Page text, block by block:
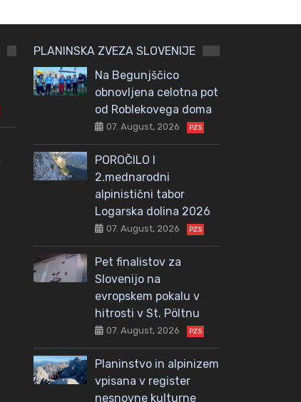
PLANINSKA ZVEZA SLOVENIJE
Na Begunjščico
obnovljena celotna pot
od Roblekovega doma
07. August, 2026 PZS
POROČILO I
2.mednarodni
alpinistični tabor
Logarska dolina 2026
07. August, 2026 PZS
Pet finalistov za
Slovenijo na
evropskem pokalu v
hitrosti v St. Pöltnu
07. August, 2026 PZS
Planinstvo in alpinizem
vpisana v register
nesnovne kulturne